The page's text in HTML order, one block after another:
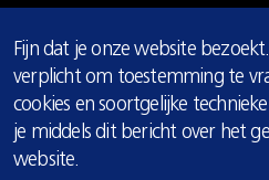
COOKIE
MELDING
Fijn dat je onze website
verplicht om toestemming te
cookies en soortgelijke
je middels dit bericht over het
website.
Rundvlees
Bereidingsadvies